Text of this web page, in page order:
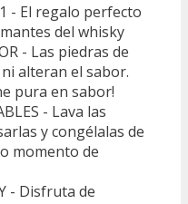
- El regalo perfecto
del whisky
- Las piedras de
alteran el sabor.
pura en sabor!
- Lava las
y congélalas de
momento de
- Disfruta de